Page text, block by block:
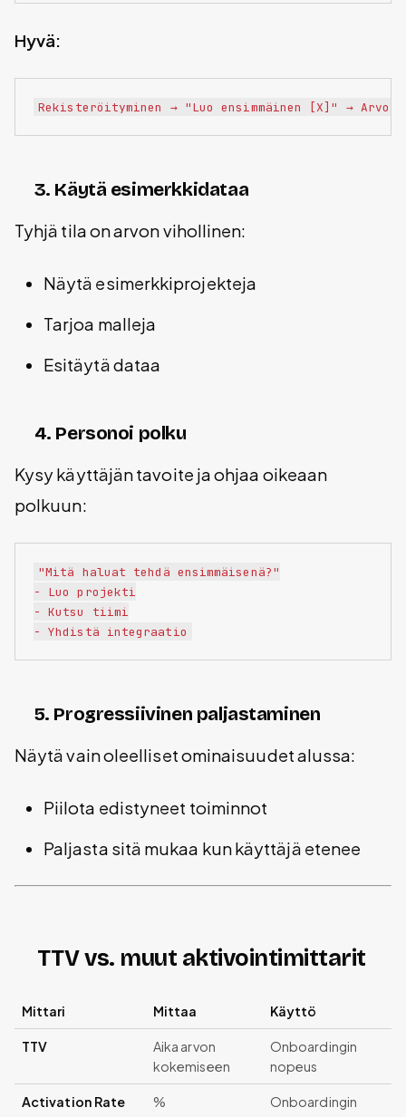
Hyvä:
3. Käytä esimerkkidataa
Tyhjä tila on arvon vihollinen:
Näytä esimerkkiprojekteja
Tarjoa malleja
Esitäytä dataa
4. Personoi polku
Kysy käyttäjän tavoite ja ohjaa oikeaan
polkuun:
"Mitä haluat tehdä ensimmäisenä?"
- Luo projekti
- Kutsu tiimi
5. Progressiivinen paljastaminen
Näytä vain oleelliset ominaisuudet alussa:
Piilota edistyneet toiminnot
Paljasta sitä mukaa kun käyttäjä etenee
TTV vs. muut aktivointimittarit
Mittari Mittaa Käyttö
TTV
Aika arvon
kokemiseen
Onboardingin
nopeus
Activation Rate
%
Onboardingin